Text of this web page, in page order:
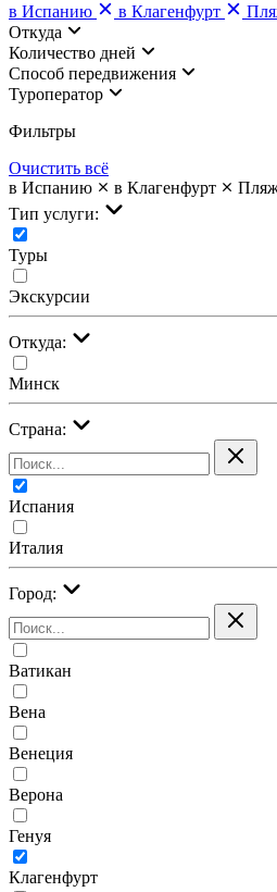
в Испанию
в Клагенфурт
Откуда
Количество дней
Cпособ передвижения
Туроператор
Фильтры
Очистить всё
в Испанию
в Клагенфурт
Тип услуги:
Туры
Экскурсии
Откуда:
Минск
Страна:
Испания
Италия
Город:
Ватикан
Вена
Венеция
Верона
Генуя
Клагенфурт